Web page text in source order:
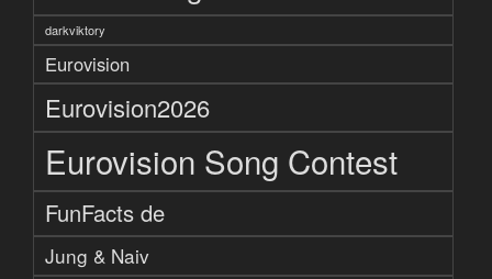
darkviktory
Eurovision
Eurovision2026
Eurovision Song Contest
FunFacts de
Jung & Naiv